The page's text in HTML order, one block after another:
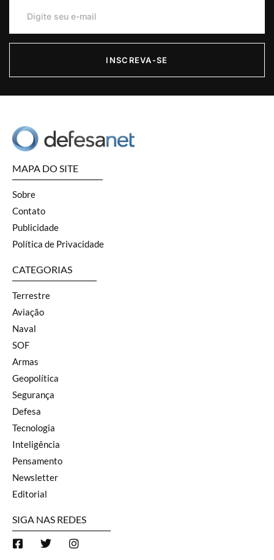
INSCREVA-SE
MAPA DO SITE
Sobre
Contato
Publicidade
Política de Privacidade
CATEGORIAS
Terrestre
Aviação
Naval
SOF
Armas
Geopolítica
Segurança
Defesa
Tecnologia
Inteligência
Pensamento
Newsletter
Editorial
SIGA NAS REDES